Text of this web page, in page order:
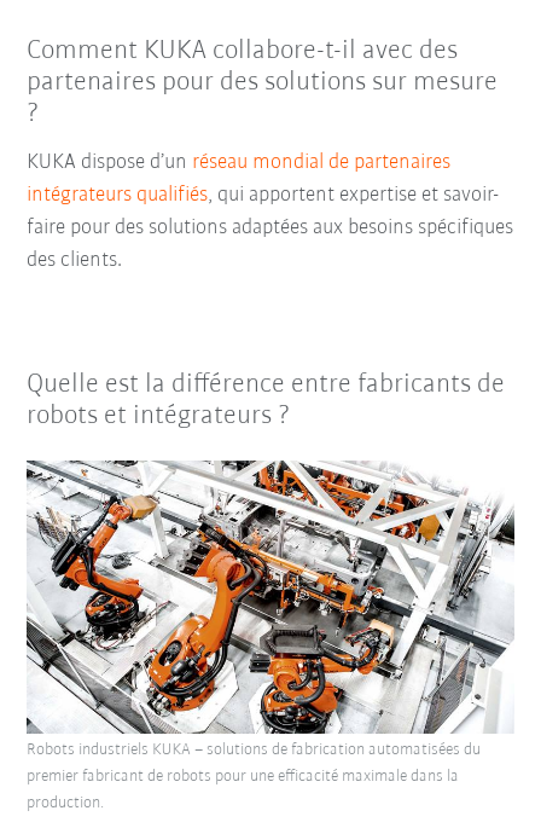
Comment KUKA collabore-t-il avec des
partenaires pour des solutions sur mesure
?
KUKA dispose d’un réseau mondial de partenaires
intégrateurs qualifiés, qui apportent expertise et savoir-
faire pour des solutions adaptées aux besoins spécifiques
des clients.
Quelle est la différence entre fabricants de
robots et intégrateurs ?
Robots industriels KUKA – solutions de fabrication automatisées du
premier fabricant de robots pour une efficacité maximale dans la
production.